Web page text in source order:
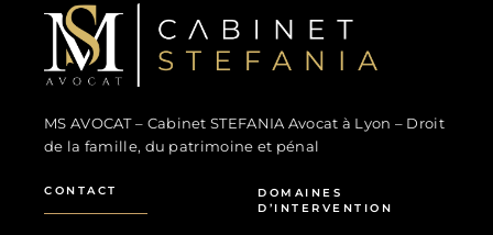
MS AVOCAT – Cabinet STEFANIA Avocat à Lyon – Droit
de la famille, du patrimoine et pénal
CONTACT
DOMAINES
D’INTERVENTION